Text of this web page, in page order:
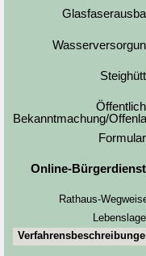
Bekanntmachung/
Online-
Rathaus-